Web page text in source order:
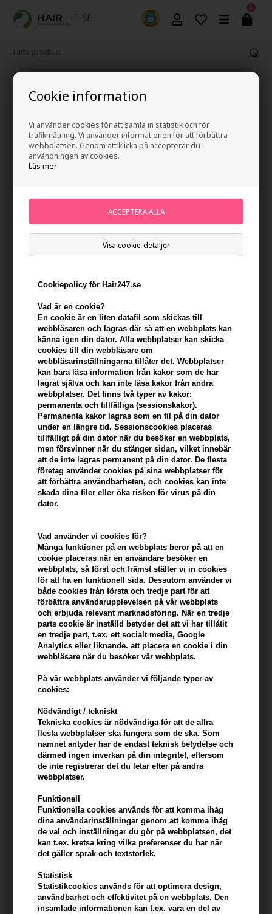
Cookie information
Vi använder cookies för att samla in statistik och för
trafikmätning. Vi använder informationen för att förbättra
webbplatsen. Genom att klicka på accepterar du
användningen av cookies.
Läs mer
Visa cookie-detaljer
Cookiepolicy för Hair247.se
Vad är en cookie?
En cookie är en liten datafil som skickas till
webbläsaren och lagras där så att en webbplats kan
känna igen din dator. Alla webbplatser kan skicka
cookies till din webbläsare om
webbläsarinställningarna tillåter det. Webbplatser
kan bara läsa information från kakor som de har
lagrat själva och kan inte läsa kakor från andra
webbplatser. Det finns två typer av kakor:
permanenta och tillfälliga (sessionskakor).
Permanenta kakor lagras som en fil på din dator
under en längre tid. Sessionscookies placeras
tillfälligt på din dator när du besöker en webbplats,
men försvinner när du stänger sidan, vilket innebär
att de inte lagras permanent på din dator. De flesta
företag använder cookies på sina webbplatser för
att förbättra användbarheten, och cookies kan inte
skada dina filer eller öka risken för virus på din
dator.
Vad använder vi cookies för?
Många funktioner på en webbplats beror på att en
cookie placeras när en användare besöker en
webbplats, så först och främst ställer vi in ​​cookies
för att ha en funktionell sida. Dessutom använder vi
både cookies från första och tredje part för att
förbättra användarupplevelsen på vår webbplats
och erbjuda relevant marknadsföring. När en tredje
parts cookie är inställd betyder det att vi har tillåtit
en tredje part, t.ex. ett socialt media, Google
Analytics eller liknande. att placera en cookie i din
webbläsare när du besöker vår webbplats.
På vår webbplats använder vi följande typer av
cookies:
Nödvändigt / tekniskt
Tekniska cookies är nödvändiga för att de allra
flesta webbplatser ska fungera som de ska. Som
namnet antyder har de endast teknisk betydelse och
därmed ingen inverkan på din integritet, eftersom
de inte registrerar det du letar efter på andra
webbplatser.
Funktionell
Funktionella cookies används för att komma ihåg
dina användarinställningar genom att komma ihåg
de val och inställningar du gör på webbplatsen, det
kan t.ex. kretsa kring vilka preferenser du har när
det gäller språk och textstorlek.
Statistisk
Statistikcookies används för att optimera design,
användbarhet och effektivitet på en webbplats. Den
insamlade informationen kan t.ex. vara en del av
0
Loreal Tecni Art Volume Dust 7gr
Varumärken»Loreal Tecni Art Brand:Loreal Tecni Art
163,00SEK
Enhetspris ved 3 stk. 157,00 SEK Spara 4%
I lager- Leveranstid: 2-3 arbetsdagar
Du tjänar 8 Bonuskronor på köp av denna artikel -Visa mitt
konto
KÖP FÖR YTTERLIGARE 499,00 SEK OCH FÅ FRI FRAKT
Beskrivning Recensioner Tillverkare
Loreal Tecni Art Volume Dust är ett volymgivande pulver som ger
hårets fyllighet och volym.
Egenskaper
Förutom fullhet ger detta damm ett medium grepp, med hållfaktor
Du använder Volume Dust så här
Skaka behållaren ordentligt före användning. Strö ut lite pulver för
hand och applicera i torrt hår på längden och ändarna för att ge
fullhet. Om du vill ha mer volym strö Super Dust direkt på
hårrötterna från ca 1 cm avstånd.
L'oreal Tecni Art